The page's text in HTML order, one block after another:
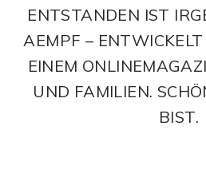
ENTSTANDEN IST
AEMPF –
EINEM
UND FAMILIEN.
BIST.